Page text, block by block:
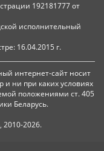
192181777 от
исполнительный
16.04.2015 г.
интернет-сайт носит
ни при каких условиях
положениями ст. 405
Беларусь.
2026.